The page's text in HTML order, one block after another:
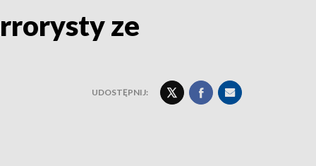
ze
UDOSTĘPNIJ: